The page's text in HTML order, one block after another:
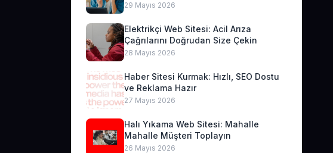
29 Mayıs 2026
Elektrikçi Web Sitesi: Acil Arıza
Çağrılarını Doğrudan Size Çekin
28 Mayıs 2026
Haber Sitesi Kurmak: Hızlı, SEO Dostu
ve Reklama Hazır
27 Mayıs 2026
Halı Yıkama Web Sitesi: Mahalle
Mahalle Müşteri Toplayın
26 Mayıs 2026